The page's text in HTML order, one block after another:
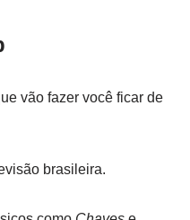
vão fazer você ficar de
brasileira.